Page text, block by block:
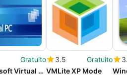
Gratuito
Microsoft Virtual PC 2007 SP1
3.5
Gratuito
VMLite XP Mode